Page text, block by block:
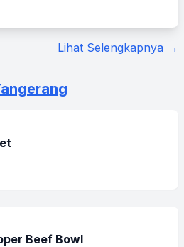
Lihat Selengkapnya →
Beef Bowl